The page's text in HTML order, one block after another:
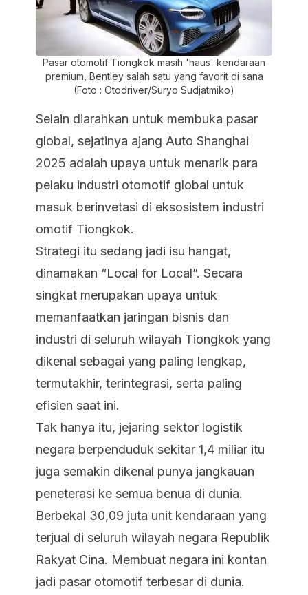
Pasar otomotif Tiongkok masih 'haus' kendaraan
premium, Bentley salah satu yang favorit di sana
(Foto : Otodriver/Suryo Sudjatmiko)
Selain diarahkan untuk membuka pasar
global, sejatinya ajang Auto Shanghai
2025 adalah upaya untuk menarik para
pelaku industri otomotif global untuk
masuk berinvetasi di eksosistem industri
omotif Tiongkok.
Strategi itu sedang jadi isu hangat,
dinamakan “Local for Local”. Secara
singkat merupakan upaya untuk
memanfaatkan jaringan bisnis dan
industri di seluruh wilayah Tiongkok yang
dikenal sebagai yang paling lengkap,
termutakhir, terintegrasi, serta paling
efisien saat ini.
Tak hanya itu, jejaring sektor logistik
negara berpenduduk sekitar 1,4 miliar itu
juga semakin dikenal punya jangkauan
peneterasi ke semua benua di dunia.
Berbekal 30,09 juta unit kendaraan yang
terjual di seluruh wilayah negara Republik
Rakyat Cina. Membuat negara ini kontan
jadi pasar otomotif terbesar di dunia.